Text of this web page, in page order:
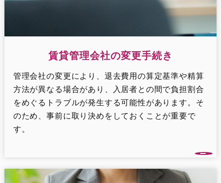
賃貸管理会社の変更手続き
管理会社の変更により、退去費用の算定基準や精算
方法が異なる場合があり、入居者との間で負担割合
をめぐるトラブルが発生する可能性があります。そ
のため、事前に取り決めをしておくことが重要で
す。